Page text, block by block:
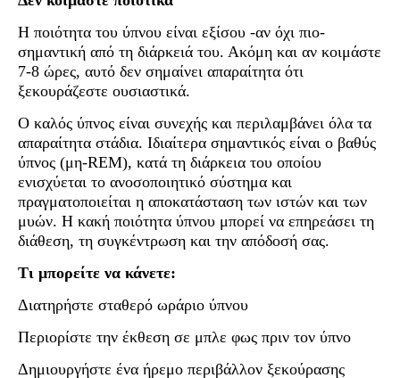
Η ποιότητα του ύπνου είναι εξίσου -αν όχι πιο-
σημαντική από τη διάρκειά του. Ακόμη και αν κοιμάστε
7-8 ώρες, αυτό δεν σημαίνει απαραίτητα ότι
ξεκουράζεστε ουσιαστικά.
Ο καλός ύπνος είναι συνεχής και περιλαμβάνει όλα τα
απαραίτητα στάδια. Ιδιαίτερα σημαντικός είναι ο βαθύς
ύπνος (μη-REM), κατά τη διάρκεια του οποίου
ενισχύεται το ανοσοποιητικό σύστημα και
πραγματοποιείται η αποκατάσταση των ιστών και των
μυών. Η κακή ποιότητα ύπνου μπορεί να επηρεάσει τη
διάθεση, τη συγκέντρωση και την απόδοσή σας.
Τι μπορείτε να κάνετε:
Διατηρήστε σταθερό ωράριο ύπνου
Περιορίστε την έκθεση σε μπλε φως πριν τον ύπνο
Δημιουργήστε ένα ήρεμο περιβάλλον ξεκούρασης